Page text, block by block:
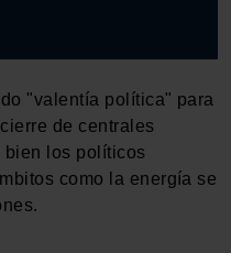
"valentía política" para
de centrales
bien los políticos
como la energía se